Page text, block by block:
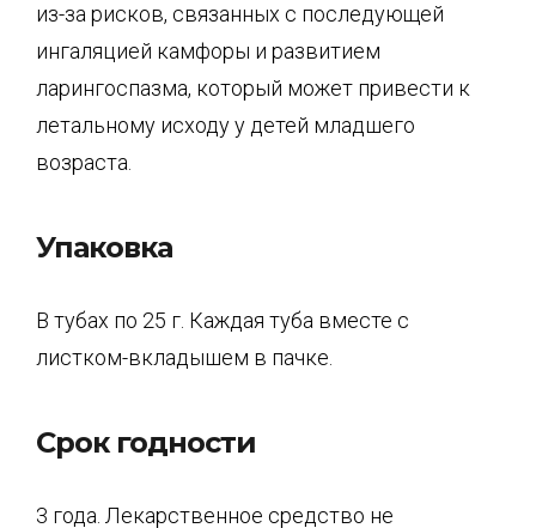
из-за рисков, связанных с последующей
ингаляцией камфоры и развитием
ларингоспазма, который может привести к
летальному исходу у детей младшего
возраста.
Упаковка
В тубах по 25 г. Каждая туба вместе с
листком-вкладышем в пачке.
Срок годности
3 года. Лекарственное средство не